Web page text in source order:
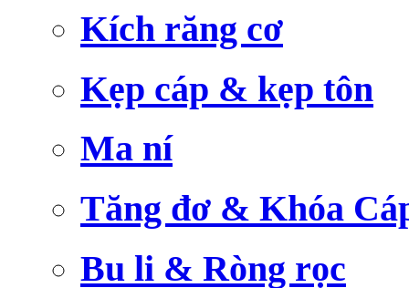
Kích răng cơ
Kẹp cáp & kẹp tôn
Ma ní
Tăng đơ & Khóa
Bu li & Ròng rọc